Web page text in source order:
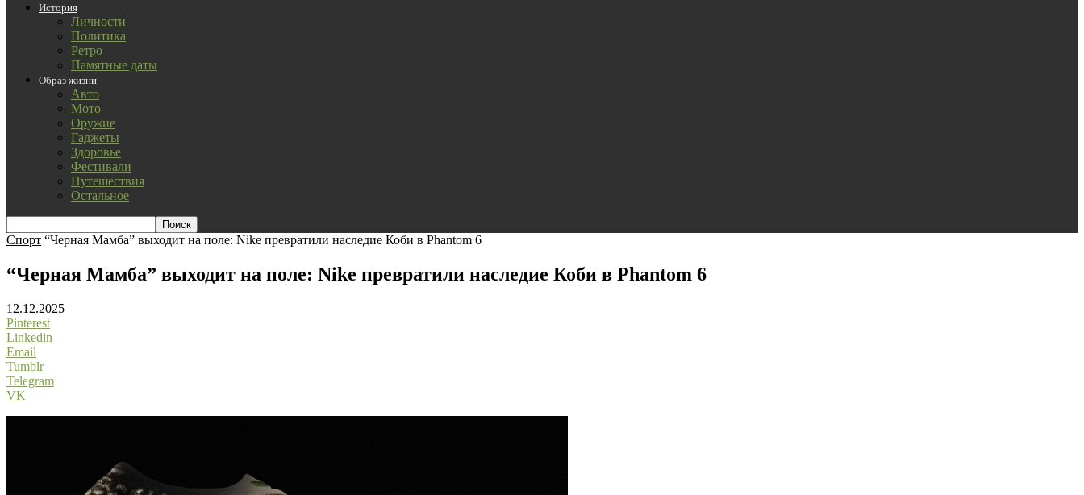
История
Личности
Политика
Ретро
Памятные даты
Образ жизни
Авто
Мото
Оружие
Гаджеты
Здоровье
Фестивали
Путешествия
Остальное
Спорт “Черная Мамба” выходит на поле: Nike превратили наследие Коби в Phantom 6
“Черная Мамба” выходит на поле: Nike превратили наследие Коби в Phantom 6
12.12.2025
Pinterest
Linkedin
Email
Tumblr
Telegram
VK